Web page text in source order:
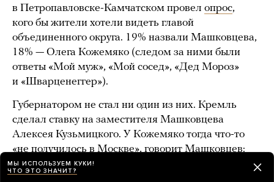
в Петропавловске-Камчатском провел опрос,
кого бы жители хотели видеть главой
объединенного округа. 19% назвали Машковцева,
18% — Олега Кожемяко (следом за ними были
ответы «Мой муж», «Мой сосед», «Дед Мороз»
и «Шварценеггер»).
Губернатором не стал ни один из них. Кремль
сделал ставку на заместителя Машковцева
Алексея Кузьмицкого. У Кожемяко тогда что-то
«не получилось в Москве», говорит Машковцев:
«Мне не докладывали [причин], меня просто
пригласили тогда в высшие круги и сказали, что
МЫ ИСПОЛЬЗУЕМ КУКИ!
ЧТО ЭТО ЗНАЧИТ?